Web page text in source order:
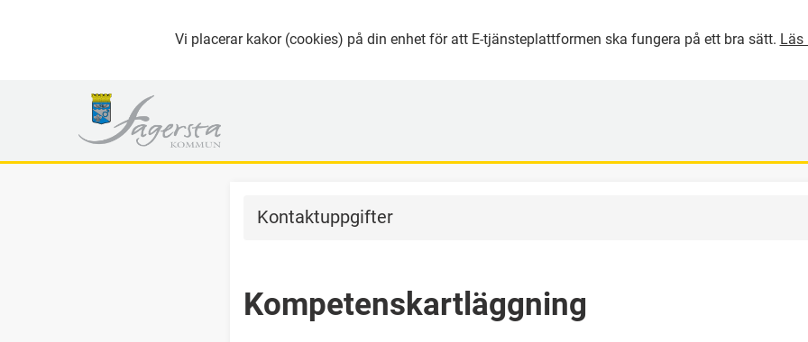
Vi placerar kakor (cookies) på din enhet för att E-tjänsteplattformen ska fungera på ett bra sätt. Läs
Kontaktuppgifter
Kompetenskartläggning